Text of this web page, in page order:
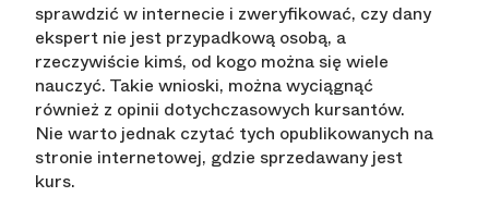
sprawdzić w internecie i zweryfikować, czy dany
ekspert nie jest przypadkową osobą, a
rzeczywiście kimś, od kogo można się wiele
nauczyć. Takie wnioski, można wyciągnąć
również z opinii dotychczasowych kursantów.
Nie warto jednak czytać tych opublikowanych na
stronie internetowej, gdzie sprzedawany jest
kurs.